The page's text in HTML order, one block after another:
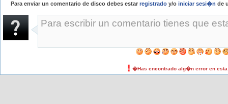
Para enviar un comentario de disco debes estar registrado y/o iniciar sesi�n de
�Has encontrado alg�n error en